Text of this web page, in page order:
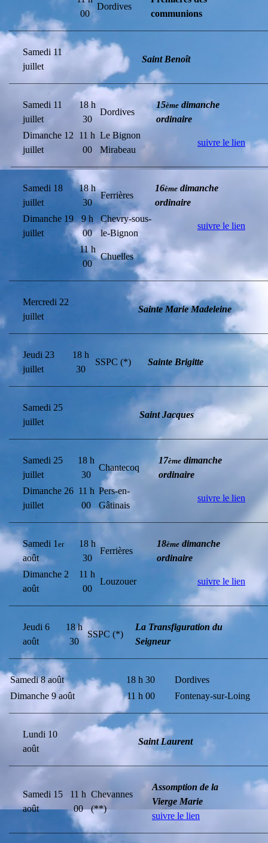
00
Dordives
communions
Samedi 11
juillet
Saint Benoît
Samedi 11
juillet
18 h
30
Dordives
15ème dimanche
ordinaire
Dimanche 12
juillet
11 h
00
Le Bignon
Mirabeau
suivre le lien
Samedi 18
juillet
18 h
30
Ferrières
16ème dimanche
ordinaire
Dimanche 19
juillet
9 h
00
Chevry-sous-
le-Bignon
suivre le lien
11 h
00
Chuelles
Mercredi 22
juillet
Sainte Marie Madeleine
Jeudi 23
juillet
18 h
30
SSPC (*) Sainte Brigitte
Samedi 25
juillet
Saint Jacques
Samedi 25
juillet
18 h
30
Chantecoq
17ème dimanche
ordinaire
Dimanche 26
juillet
11 h
00
Pers-en-
Gâtinais
suivre le lien
Samedi 1 er
août
18 h
30
Ferrières
18ème dimanche
ordinaire
Dimanche 2
août
11 h
00
Louzouer suivre le lien
Jeudi 6
août
18 h
30
SSPC (*)
La Transfiguration du
Seigneur
Samedi 8 août 18 h 30
Dordives
Dimanche 9 août
11 h 00 Fontenay-sur-Loing
Lundi 10
août
Saint Laurent
Samedi 15
août
11 h
00
Chevannes
(**)
Assomption de la
Vierge Marie
suivre le lien